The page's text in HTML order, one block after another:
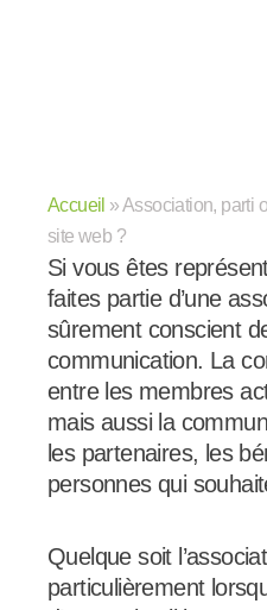
Accueil »Association, parti
site web ?
Si vous êtes
faites partie d’une
sûrement conscient
communication. La
entre les membres
mais aussi la
les partenaires, les
personnes qui
Quelque soit
particulièrement